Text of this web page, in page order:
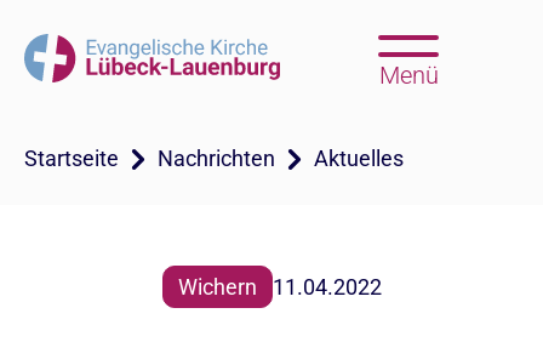
Menü
Startseite Nachrichten Aktuelles
Wichern 11.04.2022